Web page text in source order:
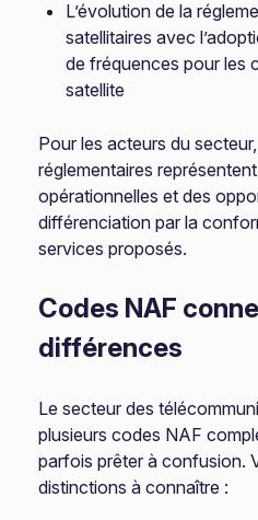
L’évolution de la
satellitaires avec
de fréquences pour les
satellite
Pour les acteurs du
réglementaires
opérationnelles et des
différenciation par la
services proposés.
Codes NAF
différences
Le secteur des
plusieurs codes NAF
parfois prêter à confusion.
distinctions à connaître :